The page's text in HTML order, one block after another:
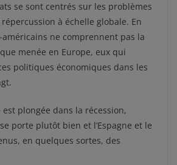
se sont centrés sur les problèmes
à échelle globale. En
ne comprennent pas la
menée en Europe, eux qui
politiques économiques dans les
est plongée dans la récession,
porte plutôt bien et l’Espagne et le
en quelques sortes, des